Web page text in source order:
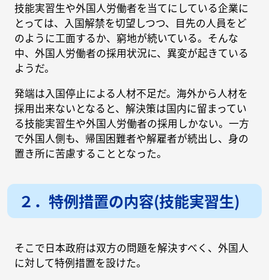
技能実習生や外国人労働者を当てにしている企業に
とっては、入国解禁を切望しつつ、目先の人員をど
のように工面するか、窮地が続いている。そんな
中、外国人労働者の採用状況に、異変が起きている
ようだ。
発端は入国停止による人材不足だ。海外から人材を
採用出来ないとなると、解決策は国内に留まってい
る技能実習生や外国人労働者の採用しかない。一方
で外国人側も、帰国困難者や解雇者が続出し、身の
置き所に苦慮することとなった。
２．特例措置の内容(技能実習生)
そこで日本政府は双方の問題を解決すべく、外国人
に対して特例措置を設けた。